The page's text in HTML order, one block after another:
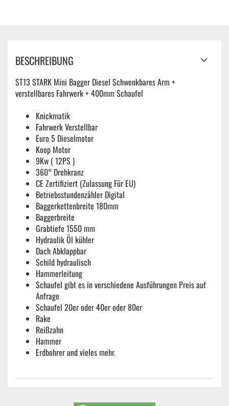
BESCHREIBUNG
ST13 STARK Mini Bagger Diesel Schwenkbares Arm +
verstellbares Fahrwerk + 400mm Schaufel
Knickmatik
Fahrwerk Verstellbar
Euro 5 Dieselmotor
Koop Motor
9Kw ( 12PS )
360° Drehkranz
CE Zertifiziert (Zulassung Für EU)
Betriebsstundenzähler Digital
Baggerkettenbreite 180mm
Baggerbreite
Grabtiefe 1550 mm
Hydraulik Öl kühler
Dach Abklappbar
Schild hydraulisch
Hammerleitung
Schaufel gibt es in verschiedene Ausführungen Preis auf
Anfrage
Schaufel 20er oder 40er oder 80er
Rake
Reißzahn
Hammer
Erdbohrer und vieles mehr.